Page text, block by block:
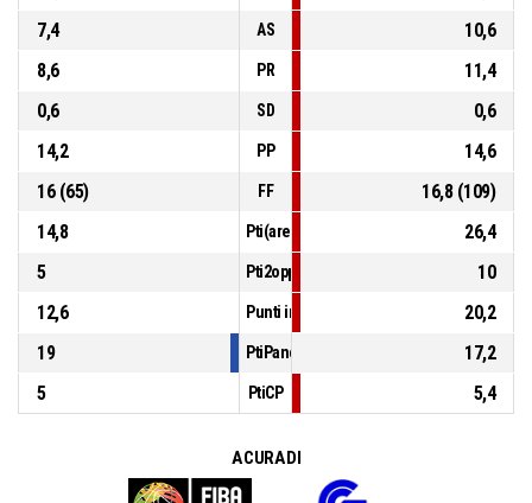
7,4
AS
10,6
8,6
PR
11,4
0,6
SD
0,6
14,2
PP
14,6
16 (65)
FF
16,8 (109)
14,8
Pti(area)
26,4
5
Pti2opp
10
12,6
Punti in contropiede
20,2
19
PtiPanch
17,2
5
PtiCP 5,4
A CURA DI